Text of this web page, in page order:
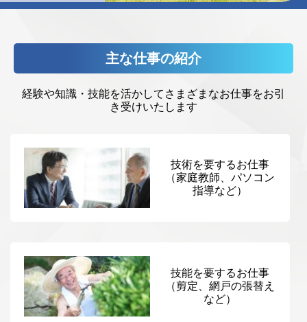
主な仕事の紹介
経験や知識・技能を活かしてさまざまなお仕事をお引
き受けいたします
技術を要するお仕事
（家庭教師、パソコン
指導など）
技能を要するお仕事
（剪定、網戸の張替え
など）